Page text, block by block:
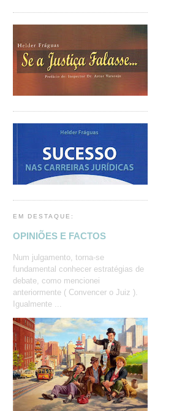
EM DESTAQUE:
OPINIÕES E FACTOS
Num julgamento, torna-se
fundamental conhecer estratégias de
debate, como mencionei
anteriormente ( Convencer o Juiz ).
Igualmente ...